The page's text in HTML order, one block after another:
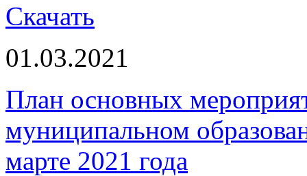
Скачать
01.03.2021
План основных
муниципальном
марте 2021 года